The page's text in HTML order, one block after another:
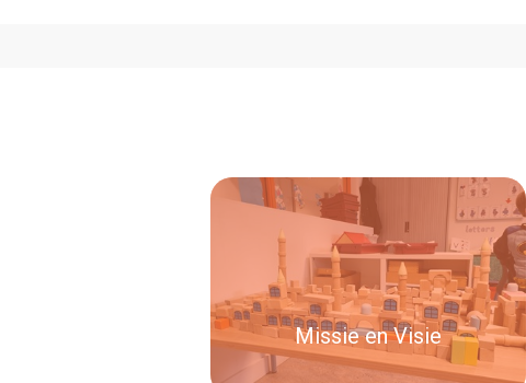
Missie en Visie